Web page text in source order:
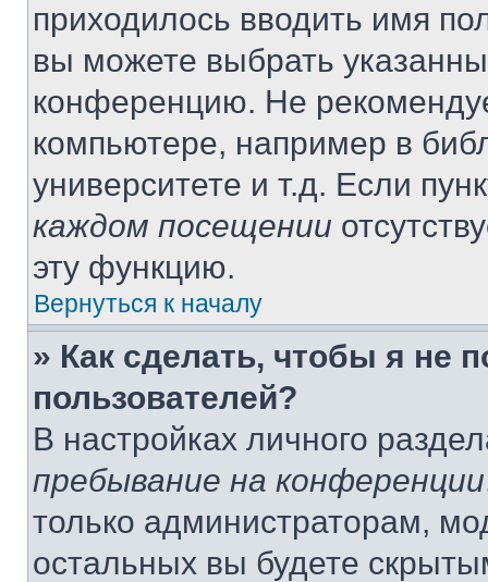
приходилось вводить имя
вы можете выбрать
конференцию. Не
компьютере, например в
университете и т.д. Если
каждом посещении
эту функцию.
Вернуться к началу
» Как сделать, чтобы я не
пользователей?
В настройках личного
пребывание на конференции
только администраторам,
остальных вы будете